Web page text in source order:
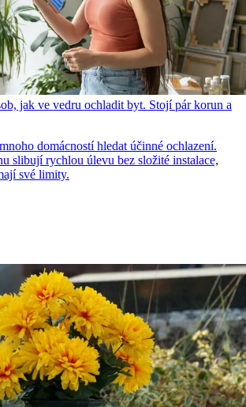
jak ve vedru ochladit byt. Stojí pár korun a
domácností hledat účinné ochlazení.
slibují rychlou úlevu bez složité instalace,
své limity.